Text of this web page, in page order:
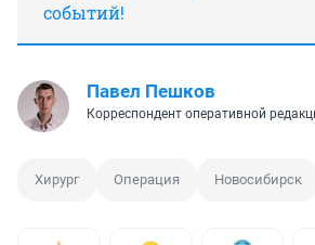
событий!
Павел Пешков
Корреспондент оперативной
Хирург Операция Новосибирск